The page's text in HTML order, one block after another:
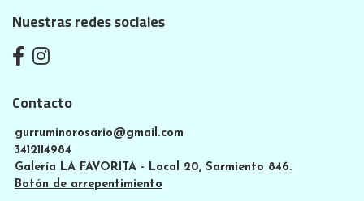
Nuestras redes sociales
Contacto
gurruminorosario@gmail.com
3412114984
Galería LA FAVORITA - Local 20, Sarmiento 846.
Botón de arrepentimiento